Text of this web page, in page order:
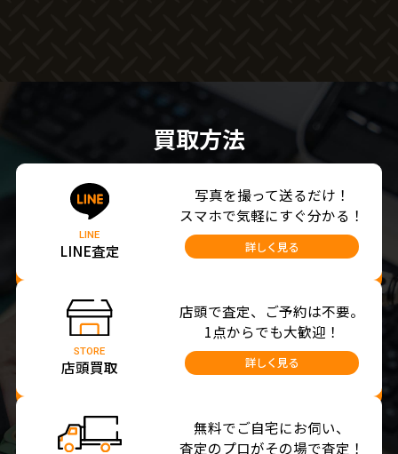
買取方法
LINE
LINE査定
写真を撮って送るだけ！
スマホで気軽にすぐ分かる！
詳しく見る
STORE
店頭買取
店頭で査定、ご予約は不要。
1点からでも大歓迎！
詳しく見る
無料でご自宅にお伺い、
査定のプロがその場で査定！